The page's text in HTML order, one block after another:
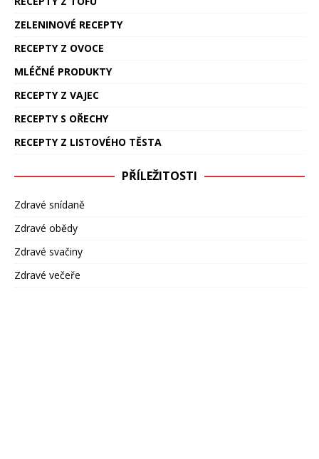
ZELENINOVÉ RECEPTY
RECEPTY Z OVOCE
MLÉČNÉ PRODUKTY
RECEPTY Z VAJEC
RECEPTY S OŘECHY
RECEPTY Z LISTOVÉHO TĚSTA
PŘÍLEŽITOSTI
Zdravé snídaně
Zdravé obědy
Zdravé svačiny
Zdravé večeře